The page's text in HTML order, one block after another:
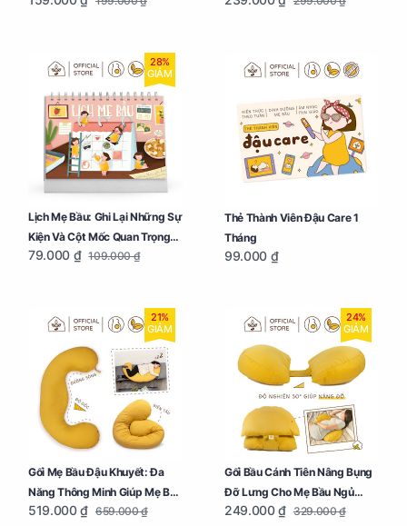
28%
GIẢM
Lịch Mẹ Bầu: Ghi Lại Những Sự
Kiện Và Cột Mốc Quan Trọng
Của Mẹ Và Bé
79.000 ₫ 109.000 ₫
Thẻ Thành Viên Đậu Care 1
Tháng
99.000 ₫
21%
GIẢM
Gối Mẹ Bầu Đậu Khuyết: Đa
Năng Thông Minh Giúp Mẹ Bầu
Ngủ Ngon, Cho Bé Bú Sau Sinh
519.000 ₫ 659.000 ₫
24%
GIẢM
Gối Bầu Cánh Tiên Nâng Bụng
Đỡ Lưng Cho Mẹ Bầu Ngủ
Ngon
249.000 ₫ 329.000 ₫